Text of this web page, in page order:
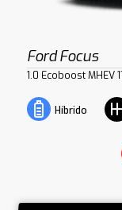
Ford Focus
1.0 Ecoboost MHEV
Híbrido